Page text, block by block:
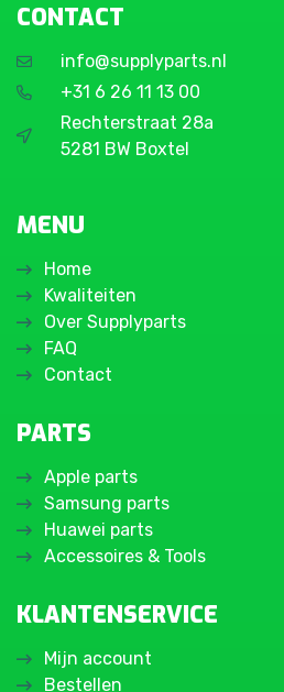
CONTACT
info@supplyparts.nl
+31 6 26 11 13 00
Rechterstraat 28a
5281 BW Boxtel
MENU
Home
Kwaliteiten
Over Supplyparts
FAQ
Contact
PARTS
Apple parts
Samsung parts
Huawei parts
Accessoires & Tools
KLANTENSERVICE
Mijn account
Bestellen